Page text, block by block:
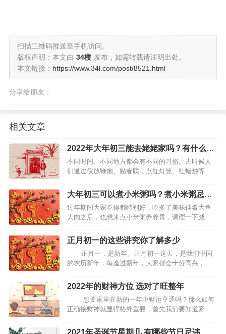
扫描二维码推送至手机访问。
版权声明：本文由 34楼 发布，如需转载请注明出处。
本文链接： https://www.34l.com/post/8521.html
分享给朋友：
相关文章
2022年大年初三能去姥姥家吗？有什么讲
究？
不同时间、不同地方都会有不同的习俗。古时候人
们通过仪放鞭炮、贴春联，点红灯笼、红蜡烛等来
连，生活更上一层楼。它代表着希望和梦想。当
然，更代表着家庭的和睦与圆满。春节期间，人们
常常出门拜访亲友，到朋友…
大年初三可以煮小米粥吗？煮小米粥忌讳
放什么？
过年期间大家吃得都特别好，吃多了美味佳肴大鱼
大肉之后，也想来点小米粥养养胃，调理一下减轻
为这天传说是谷子的生日，民间的禁忌是不能吃米
饭，自然也不能吃小米粥。日常吃小米粥的时候有
几样东西也是不能随便…
正月初一的这些讲究你了解多少
正月一，是新年。正月初一这天，是我们中国
的农历新年，每逢过新年，大家都会十分高兴，因
日，然而，民间过正月初一是有很多的讲究的，下
面，就来看看正月初一都有哪些讲究。 穿新衣 大年
初一…
2022年的财神方位 选对了旺整年
想要家里在新的一年中财运亨通吗？那么如何
正确接财神就显得格外重要，首先我们要知道家中
神方位：东方。正月初一接财神吉时：子时（0—1
2021年圣诞节星期几 有哪些节日忌讳